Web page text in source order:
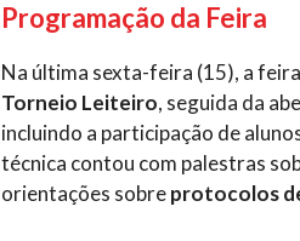
Programação da Feira
Na última sexta-feira (15), a
Torneio Leiteiro, seguida da
incluindo a participação de
técnica contou com palestras
orientações sobreprotocolos